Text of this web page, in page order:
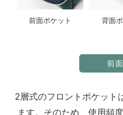
前面ポケット 背面
前
2層式のフロントポケット
ます。そのため、使用頻